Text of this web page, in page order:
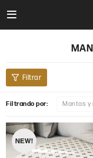

Filtrando por: Mantas y